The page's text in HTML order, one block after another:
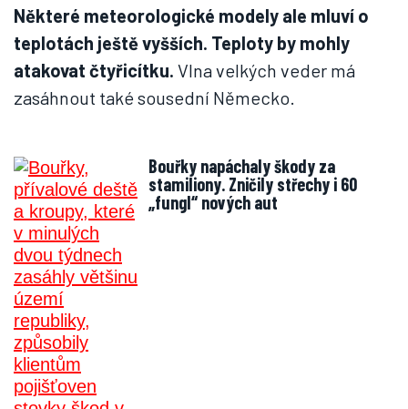
Některé meteorologické modely ale mluví o
teplotách ještě vyšších. Teploty by mohly
atakovat čtyřicítku. Vlna velkých veder má
zasáhnout také sousední Německo.
Bouřky napáchaly škody za
stamiliony. Zničily střechy i 60
„fungl“ nových aut